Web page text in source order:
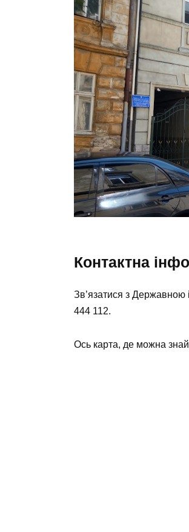
Контактна
Зв’язатися з Державною
444 112.
Ось карта, де можна